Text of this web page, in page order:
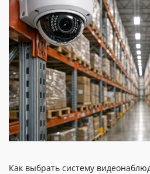
Как выбрать систему